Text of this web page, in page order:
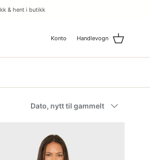
& hent i butikk
Konto Handlevogn
Dato, nytt til gammelt